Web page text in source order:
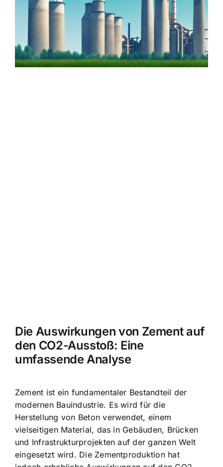
Die Auswirkungen von Zement auf
den CO2-Ausstoß: Eine
umfassende Analyse
Zement ist ein fundamentaler Bestandteil der
modernen Bauindustrie. Es wird für die
Herstellung von Beton verwendet, einem
vielseitigen Material, das in Gebäuden, Brücken
und Infrastrukturprojekten auf der ganzen Welt
eingesetzt wird. Die Zementproduktion hat